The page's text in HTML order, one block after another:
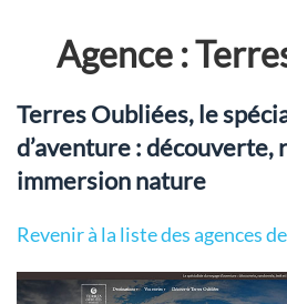
Agence :
Terres Oubliées, le
d’aventure :
immersion nature
Revenir à la liste des agences